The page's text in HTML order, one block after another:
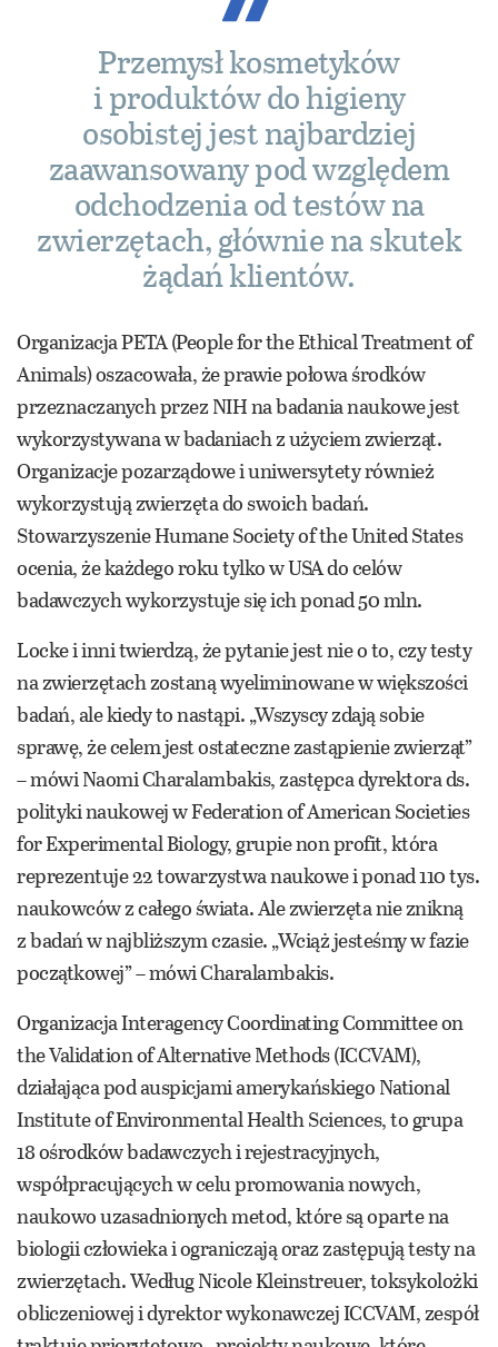
Przemysł kosmetyków
i produktów do higieny
osobistej jest najbardziej
zaawansowany pod względem
odchodzenia od testów na
zwierzętach, głównie na skutek
żądań klientów.
Organizacja PETA (People for the Ethical Treatment of
Animals) oszacowała, że prawie połowa środków
przeznaczanych przez NIH na badania naukowe jest
wykorzystywana w badaniach z użyciem zwierząt.
Organizacje pozarządowe i uniwersytety również
wykorzystują zwierzęta do swoich badań.
Stowarzyszenie Humane Society of the United States
ocenia, że każdego roku tylko w USA do celów
badawczych wykorzystuje się ich ponad 50 mln.
Locke i inni twierdzą, że pytanie jest nie o to, czy testy
na zwierzętach zostaną wyeliminowane w większości
badań, ale kiedy to nastąpi. „Wszyscy zdają sobie
sprawę, że celem jest ostateczne zastąpienie zwierząt”
– mówi Naomi Charalambakis, zastępca dyrektora ds.
polityki naukowej w Federation of American Societies
for Experimental Biology, grupie non profit, która
reprezentuje 22 towarzystwa naukowe i ponad 110 tys.
naukowców z całego świata. Ale zwierzęta nie znikną
z badań w najbliższym czasie. „Wciąż jesteśmy w fazie
początkowej” – mówi Charalambakis.
Organizacja Interagency Coordinating Committee on
the Validation of Alternative Methods (ICCVAM),
działająca pod auspicjami amerykańskiego National
Institute of Environmental Health Sciences, to grupa
18 ośrodków badawczych i rejestracyjnych,
współpracujących w celu promowania nowych,
naukowo uzasadnionych metod, które są oparte na
biologii człowieka i ograniczają oraz zastępują testy na
zwierzętach. Według Nicole Kleinstreuer, toksykolożki
obliczeniowej i dyrektor wykonawczej ICCVAM, zespół